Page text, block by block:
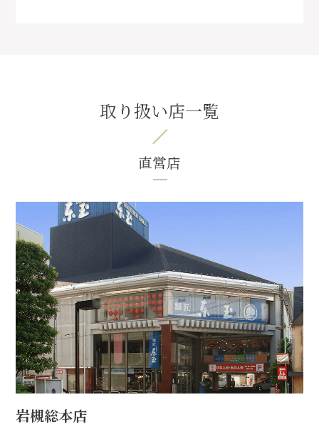
取り扱い店一覧
直営店
岩槻総本店